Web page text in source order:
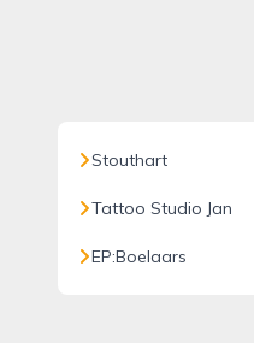
Stouthart
Tattoo Studio Jan
EP:Boelaars